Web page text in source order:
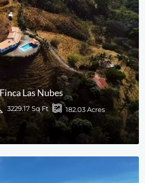
Las Nubes
3229.17 Sq Ft 182.03 Acres